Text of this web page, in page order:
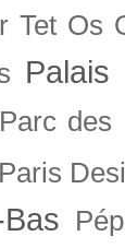
Tet Os
Palais
Parc des
Paris